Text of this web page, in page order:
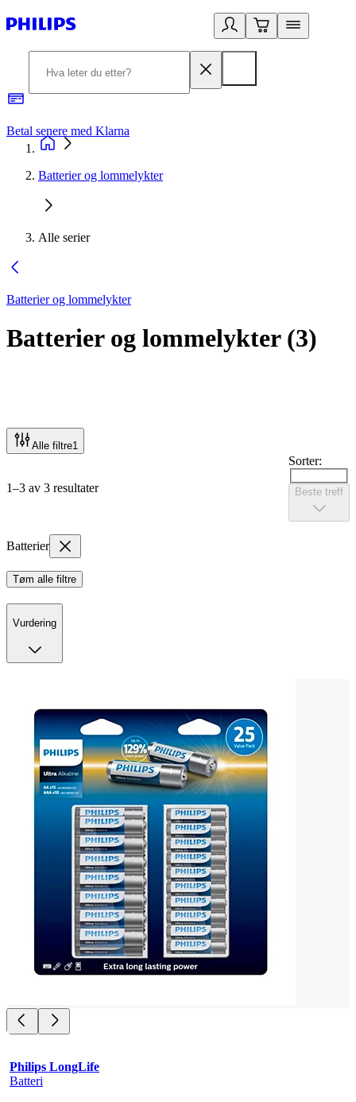
Betal senere med Klarna
Batterier og lommelykter
Alle serier
Batterier og lommelykter
Batterier og lommelykter(3)
Alle filtre1
1–3 av 3 resultater
Sorter:
Beste treff
Batterier
Tøm alle filtre
Vurdering
Philips LongLife
Batteri